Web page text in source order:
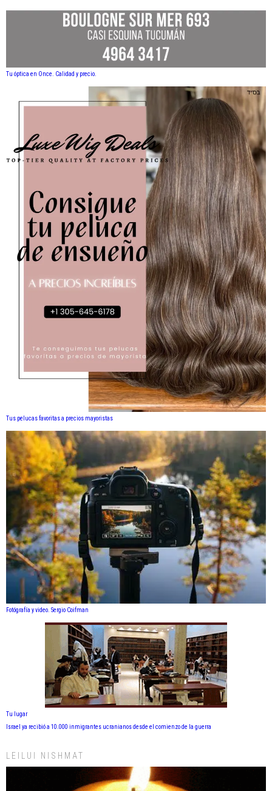
Tu óptica en Once. Calidad y precio.
Tus pelucas favoritas a precios mayoristas
Fotógrafía y video. Sergio Coifman
Tu lugar
Israel ya recibió a 10.000 inmigrantes ucranianos desde el comienzo de la guerra
LEILUI NISHMAT